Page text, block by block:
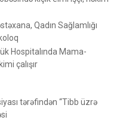
Qadın Sağlamlığı
Hospitalında Mama-
çalışır
tərəfindən “Tibb üzrə